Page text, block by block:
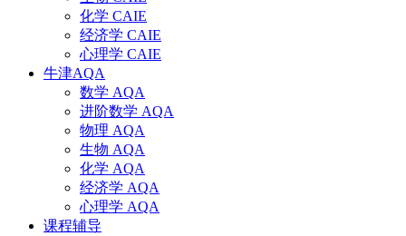
化学 CAIE
经济学 CAIE
心理学 CAIE
牛津AQA
数学 AQA
进阶数学 AQA
物理 AQA
生物 AQA
化学 AQA
经济学 AQA
心理学 AQA
课程辅导